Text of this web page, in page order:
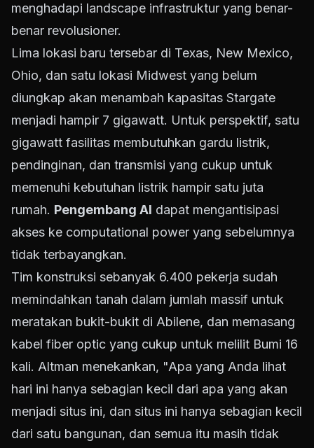
menghadapi landscape infrastruktur yang benar-
benar revolusioner.
Lima lokasi baru tersebar di Texas, New Mexico,
Ohio, dan satu lokasi Midwest yang belum
diungkap akan menambah kapasitas Stargate
menjadi hampir 7 gigawatt. Untuk perspektif, satu
gigawatt fasilitas membutuhkan gardu listrik,
pendinginan, dan transmisi yang cukup untuk
memenuhi kebutuhan listrik hampir satu juta
rumah. Pengembang AI dapat mengantisipasi
akses ke computational power yang sebelumnya
tidak terbayangkan.
Tim konstruksi sebanyak 6.400 pekerja sudah
memindahkan tanah dalam jumlah massif untuk
meratakan bukit-bukit di Abilene, dan memasang
kabel fiber optic yang cukup untuk melilit Bumi 16
kali. Altman menekankan, "Apa yang Anda lihat
hari ini hanya sebagian kecil dari apa yang akan
menjadi situs ini, dan situs ini hanya sebagian kecil
dari satu bangunan, dan semua itu masih tidak